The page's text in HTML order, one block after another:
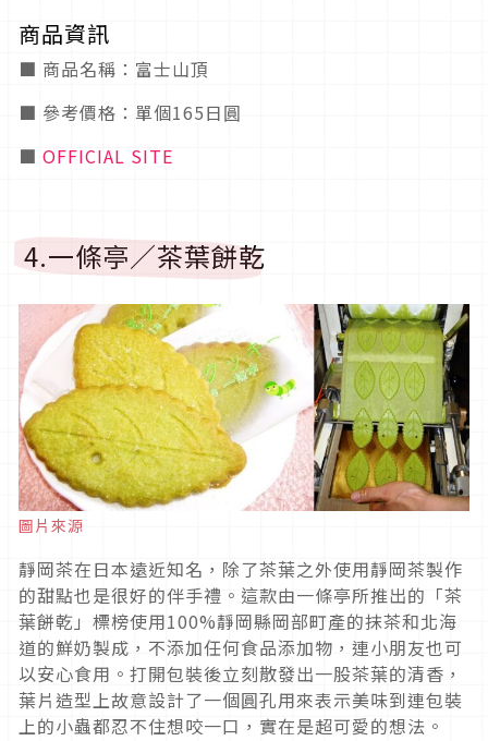
商品資訊
■ 商品名稱：富士山頂
■ 參考價格：單個165日圓
■ OFFICIAL SITE
4.一條亭／茶葉餅乾
圖片來源
靜岡茶在日本遠近知名，除了茶葉之外使用靜岡茶製作
的甜點也是很好的伴手禮。這款由一條亭所推出的「茶
葉餅乾」標榜使用100%靜岡縣岡部町產的抹茶和北海
道的鮮奶製成，不添加任何食品添加物，連小朋友也可
以安心食用。打開包裝後立刻散發出一股茶葉的清香，
葉片造型上故意設計了一個圓孔用來表示美味到連包裝
上的小蟲都忍不住想咬一口，實在是超可愛的想法。